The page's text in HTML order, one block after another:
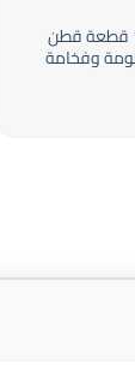
طقم روب استحمام للزوجين 12 قطعة قطن